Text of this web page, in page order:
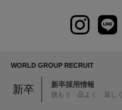
WORLD GROUP RECRUIT
新卒 新卒採用情報
挑もう 品よく 逞しく